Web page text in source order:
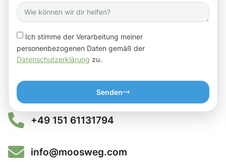
Ich stimme der Verarbeitung meiner
personenbezogenen Daten gemäß der
Datenschutzerklärung zu.
Senden
+49 151 61131794
info@moosweg.com